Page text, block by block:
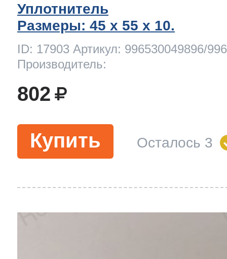
Уплотнитель
Размеры: 45 x 55 х 10.
ID: 17903 Артикул: 996530049896/
Производитель:
802
Купить Осталось 3